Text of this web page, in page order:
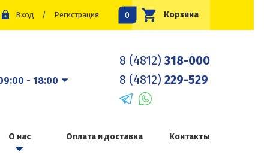
Вход / Регистрация Корзина
0
- 18:00
8 (4812) 318-000
8 (4812) 229-529
О нас Оплата и доставка Контакты